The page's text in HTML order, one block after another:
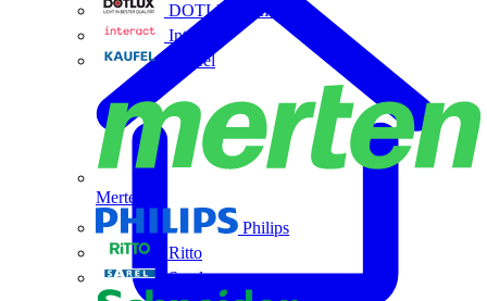
DOTLUX GmbH
Interact
Kaufel
Merten
Philips
Ritto
Sarel